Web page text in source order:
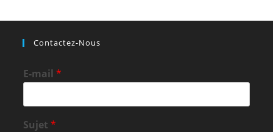
Contactez-Nous
E-mail*
Sujet*